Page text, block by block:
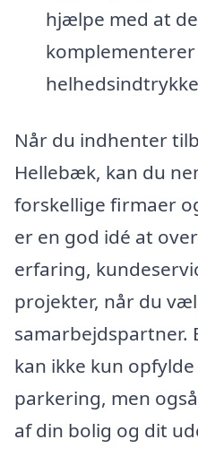
hjælpe med at
komplementerer
Når du indhenter
Hellebæk, kan du
forskellige firmaer
er en god idé at
erfaring,
projekter, når du
samarbejdspartner.
kan ikke kun
parkering, men
af din bolig og dit